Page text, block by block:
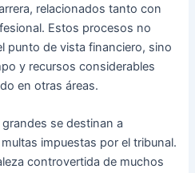
relacionados tanto con
Estos procesos no
punto de vista financiero, sino
y recursos considerables
en otras áreas.
se destinan a
impuestas por el tribunal.
controvertida de muchos